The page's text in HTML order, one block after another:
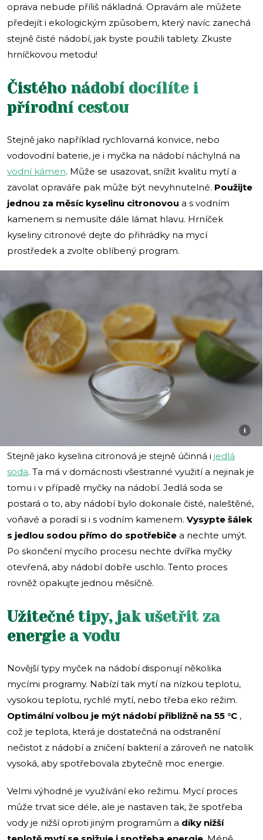
oprava nebude příliš nákladná. Opravám ale můžete
předejít i ekologickým způsobem, který navíc zanechá
stejně čisté nádobí, jak byste použili tablety. Zkuste
hrníčkovou metodu!
Čistého nádobí docílíte i
přírodní cestou
Stejně jako například rychlovarná konvice, nebo
vodovodní baterie, je i myčka na nádobí náchylná na
vodní kámen. Může se usazovat, snížit kvalitu mytí a
zavolat opraváře pak může být nevyhnutelné. Použijte
jednou za měsíc kyselinu citronovou a s vodním
kamenem si nemusíte dále lámat hlavu. Hrníček
kyseliny citronové dejte do přihrádky na mycí
prostředek a zvolte oblíbený program.
i
Stejně jako kyselina citronová je stejně účinná i jedlá
soda. Ta má v domácnosti všestranné využití a nejinak je
tomu i v případě myčky na nádobí. Jedlá soda se
postará o to, aby nádobí bylo dokonale čisté, naleštěné,
voňavé a poradí si i s vodním kamenem. Vysypte šálek
s jedlou sodou přímo do spotřebiče a nechte umýt.
Po skončení mycího procesu nechte dvířka myčky
otevřená, aby nádobí dobře uschlo. Tento proces
rovněž opakujte jednou měsíčně.
Užitečné tipy, jak ušetřit za
energie a vodu
Novější typy myček na nádobí disponují několika
mycími programy. Nabízí tak mytí na nízkou teplotu,
vysokou teplotu, rychlé mytí, nebo třeba eko režim.
Optimální volbou je mýt nádobí přibližně na 55 °C ,
což je teplota, která je dostatečná na odstranění
nečistot z nádobí a zničení bakterií a zároveň ne natolik
vysoká, aby spotřebovala zbytečně moc energie.
Velmi výhodné je využívání eko režimu. Mycí proces
může trvat sice déle, ale je nastaven tak, že spotřeba
vody je nižší oproti jiným programům a díky nižší